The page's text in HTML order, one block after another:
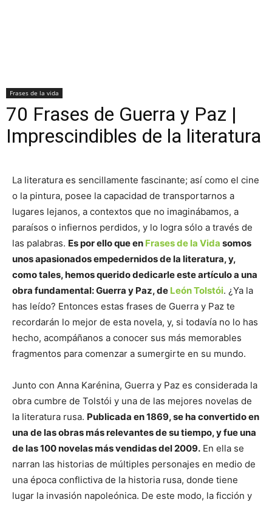
Frases de la vida
70 Frases de Guerra y Paz |
Imprescindibles de la literatura
La literatura es sencillamente fascinante; así como el cine
o la pintura, posee la capacidad de transportarnos a
lugares lejanos, a contextos que no imaginábamos, a
paraísos o infiernos perdidos, y lo logra sólo a través de
las palabras. Es por ello que en Frases de la Vida somos
unos apasionados empedernidos de la literatura, y,
como tales, hemos querido dedicarle este artículo a una
obra fundamental: Guerra y Paz, de León Tolstói. ¿Ya la
has leído? Entonces estas frases de Guerra y Paz te
recordarán lo mejor de esta novela, y, si todavía no lo has
hecho, acompáñanos a conocer sus más memorables
fragmentos para comenzar a sumergirte en su mundo.
Junto con Anna Karénina, Guerra y Paz es considerada la
obra cumbre de Tolstói y una de las mejores novelas de
la literatura rusa. Publicada en 1869, se ha convertido en
una de las obras más relevantes de su tiempo, y fue una
de las 100 novelas más vendidas del 2009. En ella se
narran las historias de múltiples personajes en medio de
una época conflictiva de la historia rusa, donde tiene
lugar la invasión napoleónica. De este modo, la ficción y